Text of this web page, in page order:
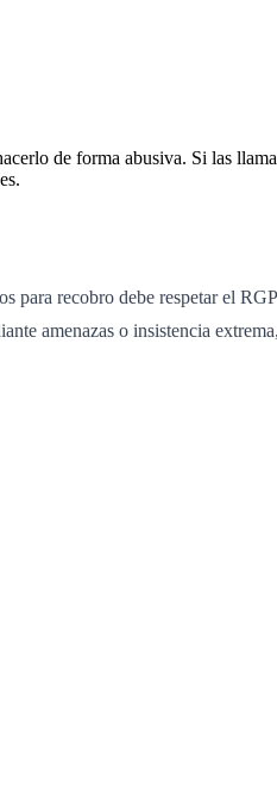
de forma abusiva. Si las
para recobro debe respetar el
amenazas o insistencia